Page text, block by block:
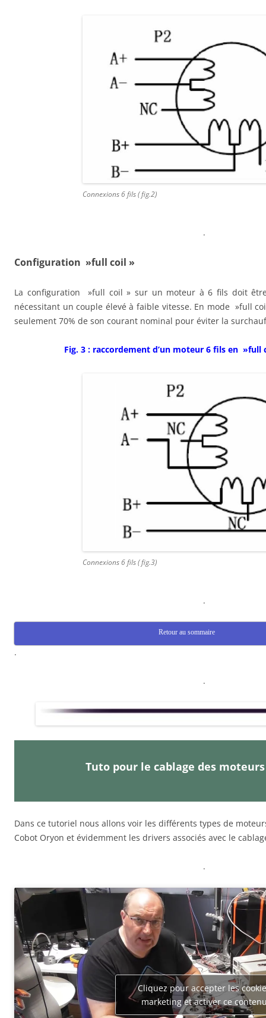
Connexions 6 fils ( fig.2)
.
Configuration »full coil »
La configuration »full coil » sur un moteur à 6 fils doit
nécessitant un couple élevé à faible vitesse. En mode »full
seulement 70% de son courant nominal pour éviter la
Fig. 3 : raccordement d’un moteur 6 fils en »full
Connexions 6 fils ( fig.3)
.
Retour au sommaire
.
.
Tuto pour le cablage des moteurs
Dans ce tutoriel nous allons voir les différents types de
Cobot Oryon et évidemment les drivers associés avec le
.
Cliquez pour accepter les
marketing et activer ce